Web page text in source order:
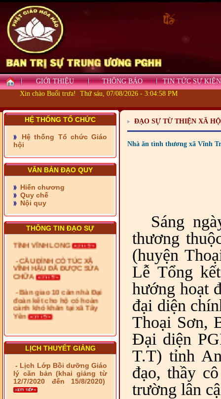
GIỚI THIỆU THÔNG BÁO
TIN TỨC SỰ KIỆN
Xin chào Buổi trưa! Thứ sáu, 07/08/2026 - 3:05:00 PM
HỆ THỐNG TỔ CHỨC
Hệ thống Tổ chức Giáo
hội
VĂN BẢN ĐẠO QUY
Hiến chương
Quy chế
Nội quy
THÔNG TIN ĐẠO SỰ
- Những tấm lòng thiện
nguyện vùng biên
- BAN TRỊ SỰ XÃ ĐẠI
PHƯỚC TỈNH ĐỒNG NAI
TIẾP SỨC ĐẾN TRƯỜNG
- Xã Châu Phú khánh
thành cầu Kênh 7 - Nam
kênh Quốc Gia
căn nhà Đại đoàn kết
RẠCH SÚC XÃ MỸ THUẬN
TỈNH VĨNH LONG
- CẦU ĐÌNH CỎ TÚC XÃ
VĨNH HẬU ĐÃ ĐƯỢC SỬA
CHỮA
- Bàn giao 10 căn nhà Đại
đoàn kết cho hộ có hoàn
cảnh khó khăn tại xã Tây
Yên
- LỄ RA QUÂN DẬM VÁ,
SỬA CHỮA LỘ GIAO
PHÚ THỌ)
- LỚP TẬP HUẤN LỊCH SỬ,
PHÁP LUẬT VIỆT NAM VÀ
HIẾN CHƯƠNG GIÁO HỘI
PGHH NHIỆM KỲ VI (2024-
2029) CHO TRỊ SỰ VIÊN
TRUNG ƯƠNG, BAN ĐẠI
LỊCH THUYẾT GIẢNG
- Lịch Lớp Bồi dưỡng Giáo
lý căn bản (khai giảng từ
12/7/2020 đến 15/8/2020)
ĐẠO SỰ TỪ THIỆN XÃ
Nhà ăn tình thương xã Vĩnh
Sáng
thương
(huyện
Lễ Tổng
hướng hoạt
đại diện
Thoại Sơn,
Đại diện
T.T) tỉnh
đạo, thầy
trường lân